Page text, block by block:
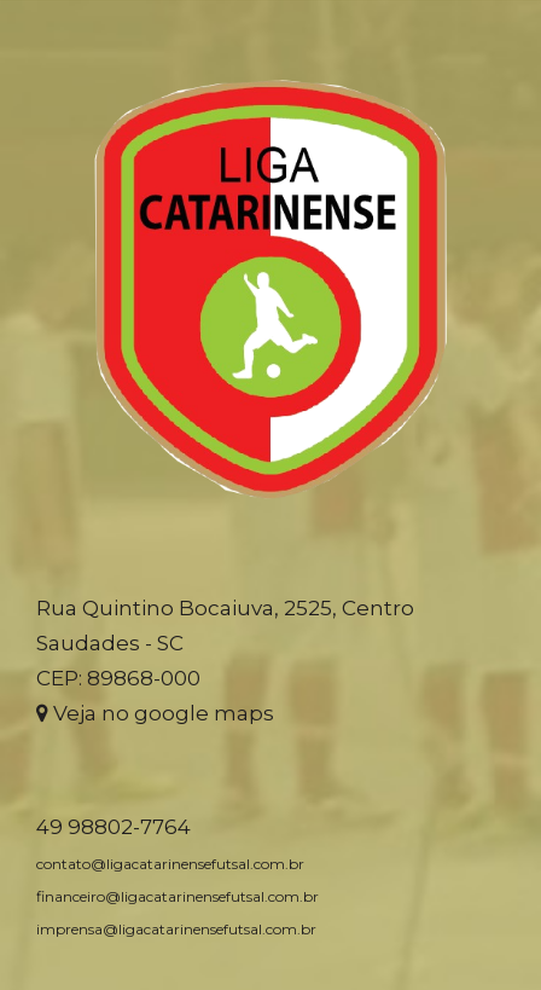
Rua Quintino Bocaiuva, 2525, Centro
Saudades - SC
CEP: 89868-000
Veja no google maps
49 98802-7764
contato@ligacatarinensefutsal.com.br
financeiro@ligacatarinensefutsal.com.br
imprensa@ligacatarinensefutsal.com.br